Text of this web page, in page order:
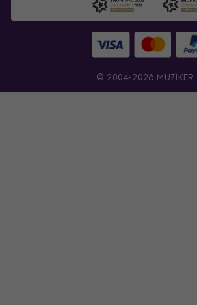
© 2004-2026 MUZIKER